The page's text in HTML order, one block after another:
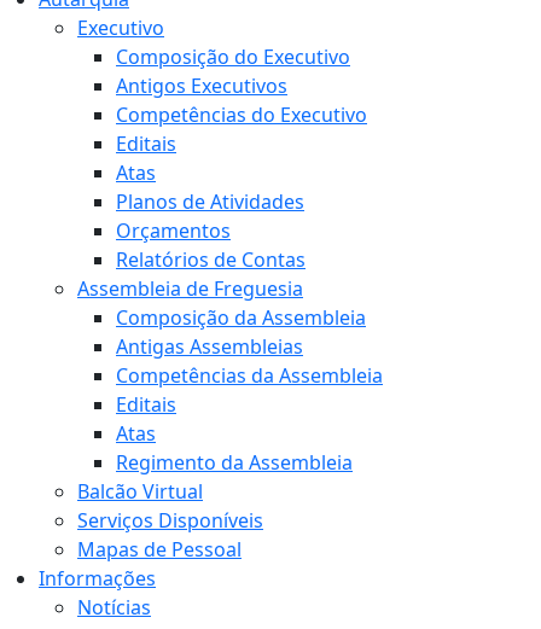
Executivo
Composição do Executivo
Antigos Executivos
Competências do Executivo
Editais
Atas
Planos de Atividades
Orçamentos
Relatórios de Contas
Assembleia de Freguesia
Composição da Assembleia
Antigas Assembleias
Competências da Assembleia
Editais
Atas
Regimento da Assembleia
Balcão Virtual
Serviços Disponíveis
Mapas de Pessoal
Informações
Notícias